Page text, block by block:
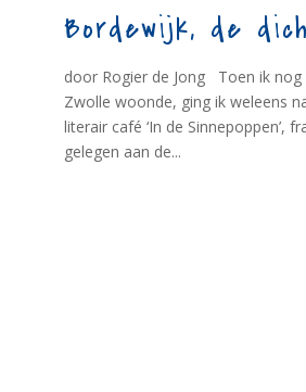
Bordewijk, de
door Rogier de Jong Toen ik nog
Zwolle woonde, ging ik weleens
literair café ‘In de Sinnepoppen’,
gelegen aan de...